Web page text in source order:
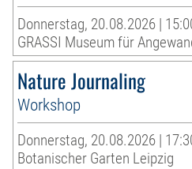
Donnerstag, 20.08.2026 |
GRASSI Museum für
Nature Journaling
Workshop
Donnerstag, 20.08.2026 |
Botanischer Garten Leipzig